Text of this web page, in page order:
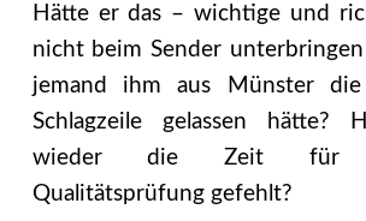
Hätte er das – wichtige und
nicht beim Sender
jemand ihm aus Münster
Schlagzeile gelassen hätte?
wieder die Zeit für
Qualitätsprüfung gefehlt?